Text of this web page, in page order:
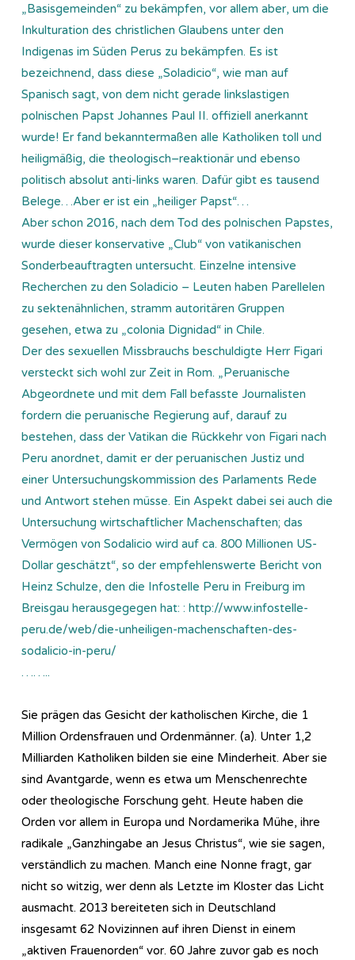
„Basisgemeinden“ zu bekämpfen, vor allem aber, um die
Inkulturation des christlichen Glaubens unter den
Indigenas im Süden Perus zu bekämpfen. Es ist
bezeichnend, dass diese „Soladicio“, wie man auf
Spanisch sagt, von dem nicht gerade linkslastigen
polnischen Papst Johannes Paul II. offiziell anerkannt
wurde! Er fand bekanntermaßen alle Katholiken toll und
heiligmäßig, die theologisch–reaktionär und ebenso
politisch absolut anti-links waren. Dafür gibt es tausend
Belege…Aber er ist ein „heiliger Papst“…
Aber schon 2016, nach dem Tod des polnischen Papstes,
wurde dieser konservative „Club“ von vatikanischen
Sonderbeauftragten untersucht. Einzelne intensive
Recherchen zu den Soladicio – Leuten haben Parellelen
zu sektenähnlichen, stramm autoritären Gruppen
gesehen, etwa zu „colonia Dignidad“ in Chile.
Der des sexuellen Missbrauchs beschuldigte Herr Figari
versteckt sich wohl zur Zeit in Rom. „Peruanische
Abgeordnete und mit dem Fall befasste Journalisten
fordern die peruanische Regierung auf, darauf zu
bestehen, dass der Vatikan die Rückkehr von Figari nach
Peru anordnet, damit er der peruanischen Justiz und
einer Untersuchungskommission des Parlaments Rede
und Antwort stehen müsse. Ein Aspekt dabei sei auch die
Untersuchung wirtschaftlicher Machenschaften; das
Vermögen von Sodalicio wird auf ca. 800 Millionen US-
Dollar geschätzt“, so der empfehlenswerte Bericht von
Heinz Schulze, den die Infostelle Peru in Freiburg im
Breisgau herausgegegen hat: : http://www.infostelle-
peru.de/web/die-unheiligen-machenschaften-des-
sodalicio-in-peru/
……..
Sie prägen das Gesicht der katholischen Kirche, die 1
Million Ordensfrauen und Ordenmänner. (a). Unter 1,2
Milliarden Katholiken bilden sie eine Minderheit. Aber sie
sind Avantgarde, wenn es etwa um Menschenrechte
oder theologische Forschung geht. Heute haben die
Orden vor allem in Europa und Nordamerika Mühe, ihre
radikale „Ganzhingabe an Jesus Christus“, wie sie sagen,
verständlich zu machen. Manch eine Nonne fragt, gar
nicht so witzig, wer denn als Letzte im Kloster das Licht
ausmacht. 2013 bereiteten sich in Deutschland
insgesamt 62 Novizinnen auf ihren Dienst in einem
„aktiven Frauenorden“ vor. 60 Jahre zuvor gab es noch